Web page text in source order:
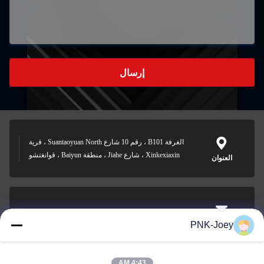
إرسال
العنوان
الغرفة B101 ، رقم 10 شارع Suantaoyuan North ، قرية
Xinkexiaxin ، شارع Jiahe ، منطقة Baiyun ، قوانغتشو
البريد
xianzhihao@gzxingchao.infoPNK-Joey